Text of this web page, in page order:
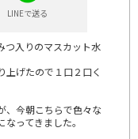
LINEで送る
つ入りのマスカット水
上げたので１口２口く
、今朝こちらで色々な
ってきました。